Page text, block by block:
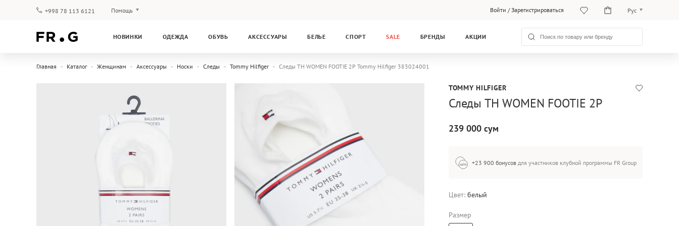
+998 78 113 6121 Помощь Войти /Зарегистрироваться Рус
Рус
НОВИНКИ ОДЕЖДА ОБУВЬ АКСЕССУАРЫ БЕЛЬЕ СПОРТ SALE БРЕНДЫ АКЦИИ
Главная Каталог Женщинам Аксессуары Носки Следы Tommy Hilfiger Следы TH WOMEN FOOTIE 2P Tommy Hilfiger 383024001
TOMMY HILFIGER
Следы TH WOMEN FOOTIE 2P
239 000 сум
+23 900 бонусов для участников клубной программы FR Group
Цвет: белый
Размер